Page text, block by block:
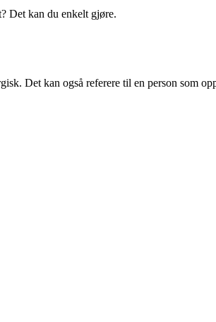
Det kan du enkelt gjøre.
Det kan også referere til en person som